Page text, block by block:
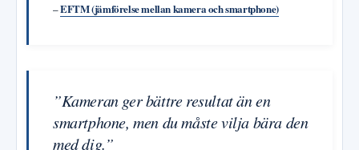
–EFTM (jämförelse mellan kamera och smartphone)
”Kameran ger bättre resultat än en
smartphone, men du måste vilja bära den
med dig.”